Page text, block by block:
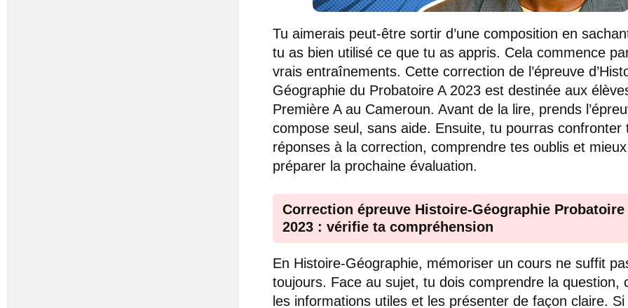
Tu aimerais peut-être sortir d’une composition en
tu as bien utilisé ce que tu as appris. Cela commence
vrais entraînements. Cette correction de l’épreuve
Géographie du Probatoire A 2023 est destinée aux
Première A au Cameroun. Avant de la lire, prends
compose seul, sans aide. Ensuite, tu pourras confronter
réponses à la correction, comprendre tes oublis et mieux
préparer la prochaine évaluation.
Correction épreuve Histoire-Géographie Probatoire
2023 : vérifie ta compréhension
En Histoire-Géographie, mémoriser un cours ne suffit
toujours. Face au sujet, tu dois comprendre la question,
les informations utiles et les présenter de façon claire. Si